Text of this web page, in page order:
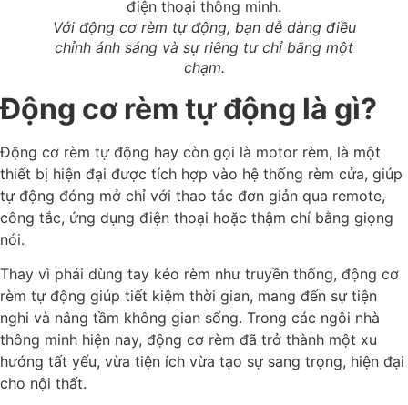
Với động cơ rèm tự động, bạn dễ dàng điều
chỉnh ánh sáng và sự riêng tư chỉ bằng một
chạm.
Động cơ rèm tự động là gì?
Động cơ rèm tự động hay còn gọi là motor rèm, là một
thiết bị hiện đại được tích hợp vào hệ thống rèm cửa, giúp
tự động đóng mở chỉ với thao tác đơn giản qua remote,
công tắc, ứng dụng điện thoại hoặc thậm chí bằng giọng
nói.
Thay vì phải dùng tay kéo rèm như truyền thống, động cơ
rèm tự động giúp tiết kiệm thời gian, mang đến sự tiện
nghi và nâng tầm không gian sống. Trong các ngôi nhà
thông minh hiện nay, động cơ rèm đã trở thành một xu
hướng tất yếu, vừa tiện ích vừa tạo sự sang trọng, hiện đại
cho nội thất.